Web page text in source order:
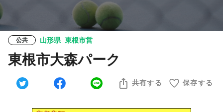
公共 山形県 東根市営
東根市大森パーク
共有する 保存する